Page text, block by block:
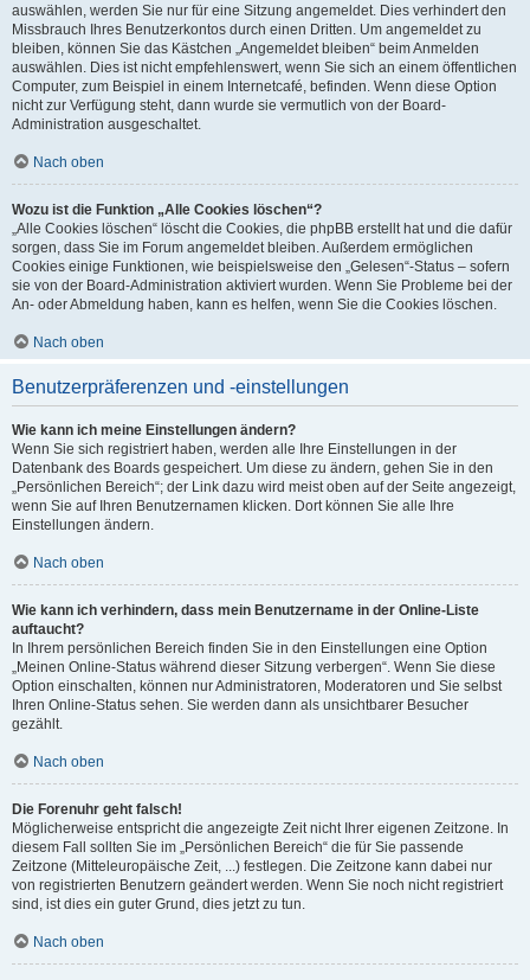
auswählen, werden Sie nur für eine Sitzung angemeldet. Dies verhindert den
Missbrauch Ihres Benutzerkontos durch einen Dritten. Um angemeldet zu
bleiben, können Sie das Kästchen „Angemeldet bleiben“ beim Anmelden
auswählen. Dies ist nicht empfehlenswert, wenn Sie sich an einem öffentlichen
Computer, zum Beispiel in einem Internetcafé, befinden. Wenn diese Option
nicht zur Verfügung steht, dann wurde sie vermutlich von der Board-
Administration ausgeschaltet.
Nach oben
Wozu ist die Funktion „Alle Cookies löschen“?
„Alle Cookies löschen“ löscht die Cookies, die phpBB erstellt hat und die dafür
sorgen, dass Sie im Forum angemeldet bleiben. Außerdem ermöglichen
Cookies einige Funktionen, wie beispielsweise den „Gelesen“-Status – sofern
sie von der Board-Administration aktiviert wurden. Wenn Sie Probleme bei der
An- oder Abmeldung haben, kann es helfen, wenn Sie die Cookies löschen.
Nach oben
Benutzerpräferenzen und -einstellungen
Wie kann ich meine Einstellungen ändern?
Wenn Sie sich registriert haben, werden alle Ihre Einstellungen in der
Datenbank des Boards gespeichert. Um diese zu ändern, gehen Sie in den
„Persönlichen Bereich“; der Link dazu wird meist oben auf der Seite angezeigt,
wenn Sie auf Ihren Benutzernamen klicken. Dort können Sie alle Ihre
Einstellungen ändern.
Nach oben
Wie kann ich verhindern, dass mein Benutzername in der Online-Liste
auftaucht?
In Ihrem persönlichen Bereich finden Sie in den Einstellungen eine Option
„Meinen Online-Status während dieser Sitzung verbergen“. Wenn Sie diese
Option einschalten, können nur Administratoren, Moderatoren und Sie selbst
Ihren Online-Status sehen. Sie werden dann als unsichtbarer Besucher
gezählt.
Nach oben
Die Forenuhr geht falsch!
Möglicherweise entspricht die angezeigte Zeit nicht Ihrer eigenen Zeitzone. In
diesem Fall sollten Sie im „Persönlichen Bereich“ die für Sie passende
Zeitzone (Mitteleuropäische Zeit, ...) festlegen. Die Zeitzone kann dabei nur
von registrierten Benutzern geändert werden. Wenn Sie noch nicht registriert
sind, ist dies ein guter Grund, dies jetzt zu tun.
Nach oben